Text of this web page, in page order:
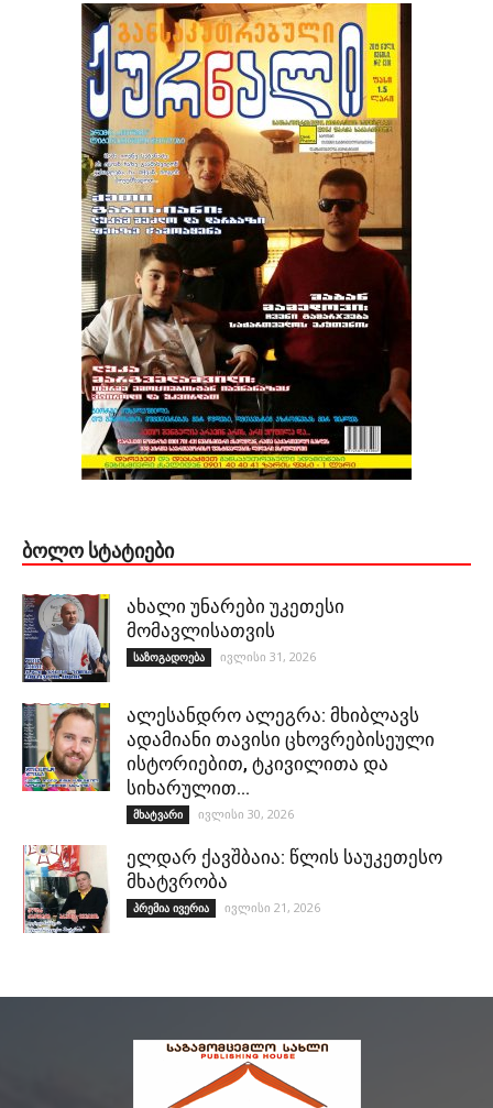
ᲑᲝᲚᲝ ᲡᲢᲐᲢᲘᲔᲑᲘ
ახალი უნარები უკეთესი
მომავლისათვის
საზოგადოება ივლისი 31, 2026
ალესანდრო ალეგრა: მხიბლავს
ადამიანი თავისი ცხოვრებისეული
ისტორიებით, ტკივილითა და
სიხარულით…
მხატვარი ივლისი 30, 2026
ელდარ ქავშბაია: წლის საუკეთესო
მხატვრობა
პრემია ივერია ივლისი 21, 2026